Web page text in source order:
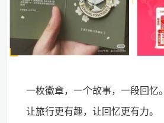
一枚徽章，一个故事，一段回忆。
让旅行更有趣，让回忆更有力。